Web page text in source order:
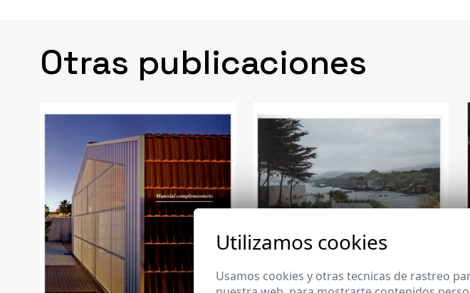
Otras publicaciones
Utilizamos cookies
Usamos cookies y otras tecnicas de rastreo